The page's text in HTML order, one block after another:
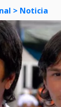
> Noticia